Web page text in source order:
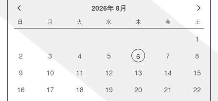
2026年 8月
日 月 火 水 木 金 土
1
2
3 4 5 6 7
8
9
10 11 12 13 14
15
16
17 18 19 20 21
22